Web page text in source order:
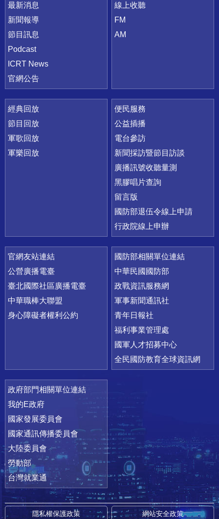
最新消息
新聞報導
節目訊息
Podcast
ICRT News
官網公告
線上收聽
FM
AM
經典回放
節目回放
軍歌回放
軍樂回放
便民服務
公益插播
電台參訪
新聞採訪暨節目訪談
廣播訊號收聽量測
黑膠唱片查詢
留言版
國防部退伍令線上申請
行政院線上申辦
官網友站連結
公營廣播電臺
臺北國際社區廣播電臺
中華職棒大聯盟
身心障礙者權利公約
國防部相關單位連結
中華民國國防部
政戰資訊服務網
軍事新聞通訊社
青年日報社
福利事業管理處
國軍人才招募中心
全民國防教育全球資訊網
政府部門相關單位連結
我的E政府
國家發展委員會
國家通訊傳播委員會
大陸委員會
勞動部
台灣就業通
隱私權保護政策 網站安全政策